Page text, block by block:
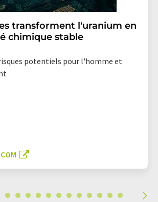
transforment l'uranium en
chimique stable
potentiels pour l'homme et